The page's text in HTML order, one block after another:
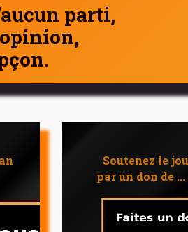
parti,
Soutenez le
par un don de